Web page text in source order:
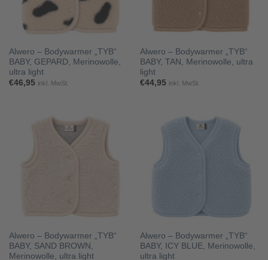
Alwero – Bodywarmer „TYB“
BABY, GEPARD, Merinowolle,
ultra light
€46,95 inkl. MwSt.
Alwero – Bodywarmer „TYB“
BABY, TAN, Merinowolle, ultra
light
€44,95 inkl. MwSt.
Alwero – Bodywarmer „TYB“
BABY, SAND BROWN,
Merinowolle, ultra light
Alwero – Bodywarmer „TYB“
BABY, ICY BLUE, Merinowolle,
ultra light